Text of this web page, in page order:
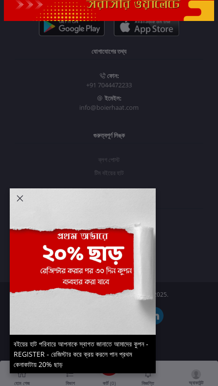
যোগাযোগের তথ্য
ফোন:
+91 7044472233
ইমেইল:
info@boierhaat.com
গুরুত্বপূর্ণ লিঙ্ক
ব্লগ পোস্ট
টিম বইয়ের হাট
প্রবেশ করুন
অর্ডার ইতিহাস
আমার ইচ্ছাগুলি
অর্ডার ট্র্যাকিং
Boier Haat™ | © All rights reserved 2025.
হোম পেজ বিভাগ কার্ট (0) বিজ্ঞপ্তি অ্যাকাউন্ট
বইয়ের হাট পরিবারে আপনাকে স্বাগত জানাতে আমাদের কুপন -
REGISTER - রেজিস্টার করে ক্রয় করলে পান প্রথম
কেনাকাটায় 20% ছাড়